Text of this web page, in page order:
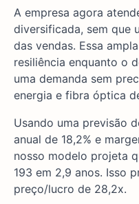
A empresa agora
diversificada, sem que
das vendas. Essa
resiliência enquanto o
uma demanda sem
energia e fibra óptica
Usando uma previsão
anual de 18,2% e
nosso modelo projeta
193 em 2,9 anos. Isso
preço/lucro de 28,2x.